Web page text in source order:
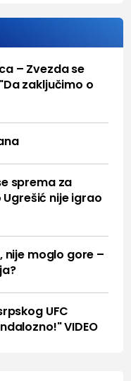
– Zvezda se
zaključimo o
sprema za
nije igrao
moglo gore –
UFC
VIDEO